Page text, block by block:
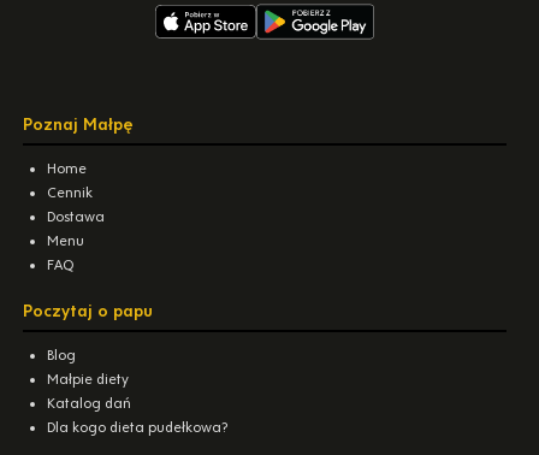
Poznaj Małpę
Home
Cennik
Dostawa
Menu
FAQ
Poczytaj o papu
Blog
Małpie diety
Katalog dań
Dla kogo dieta pudełkowa?